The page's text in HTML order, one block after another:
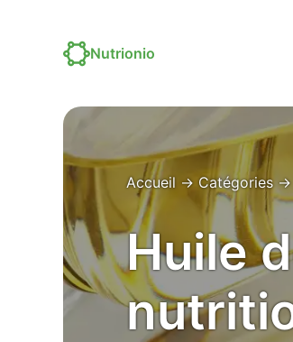
Nutrionio
Accueil → Catégories →
Huile